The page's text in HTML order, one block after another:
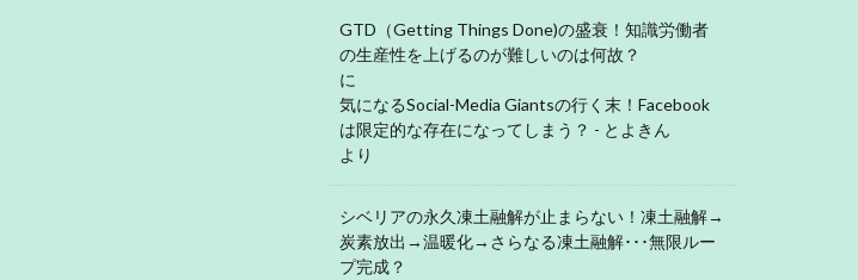
GTD（Getting Things Done)の盛衰！知識労働者
の生産性を上げるのが難しいのは何故？
に
気になるSocial-Media Giantsの行く末！Facebook
は限定的な存在になってしまう？ - とよきん
より
シベリアの永久凍土融解が止まらない！凍土融解→
炭素放出→温暖化→さらなる凍土融解･･･無限ルー
プ完成？